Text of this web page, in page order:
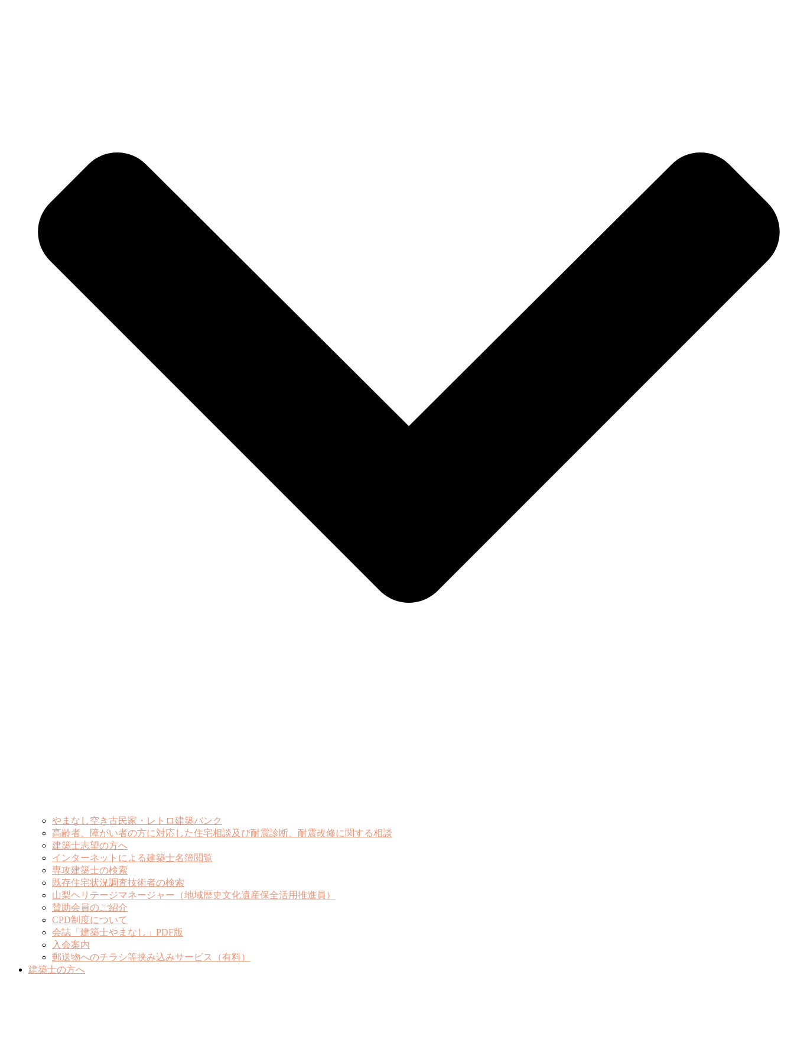
やまなし空き古民家・レトロ建築バンク
高齢者、障がい者の方に対応した住宅相談及び耐震診断、耐震改修に関する相談
建築士志望の方へ
インターネットによる建築士名簿閲覧
専攻建築士の検索
既存住宅状況調査技術者の検索
山梨ヘリテージマネージャー（地域歴史文化遺産保全活用推進員）
賛助会員のご紹介
CPD制度について
会誌「建築士やまなし」PDF版
入会案内
郵送物へのチラシ等挟み込みサービス（有料）
建築士の方へ